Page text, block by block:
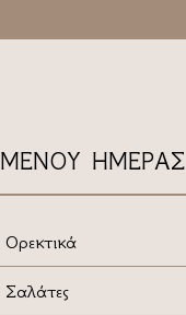
ΜΕΝΟΥ ΗΜΕΡΑΣ
Ορεκτικά
Σαλάτες